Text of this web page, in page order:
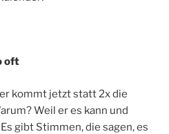
oft
kommt jetzt statt 2x die
Weil er es kann und
gibt Stimmen, die sagen, es